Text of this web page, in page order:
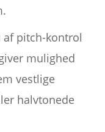
af pitch-kontrol
mulighed
vestlige
halvtonede